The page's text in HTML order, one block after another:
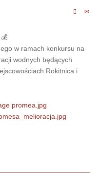
w ramach konkursu na
wodnych będących
Rokitnica i